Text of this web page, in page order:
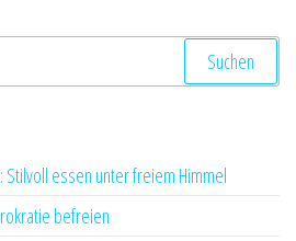
Stilvoll essen unter freiem Himmel
befreien